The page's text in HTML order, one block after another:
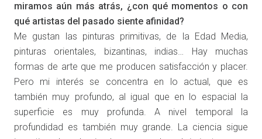
miramos aún más atrás, ¿con qué momentos o con
qué artistas del pasado siente afinidad?
Me gustan las pinturas primitivas, de la Edad Media,
pinturas orientales, bizantinas, indias… Hay muchas
formas de arte que me producen satisfacción y placer.
Pero mi interés se concentra en lo actual, que es
también muy profundo, al igual que en lo espacial la
superficie es muy profunda. A nivel temporal la
profundidad es también muy grande. La ciencia sigue